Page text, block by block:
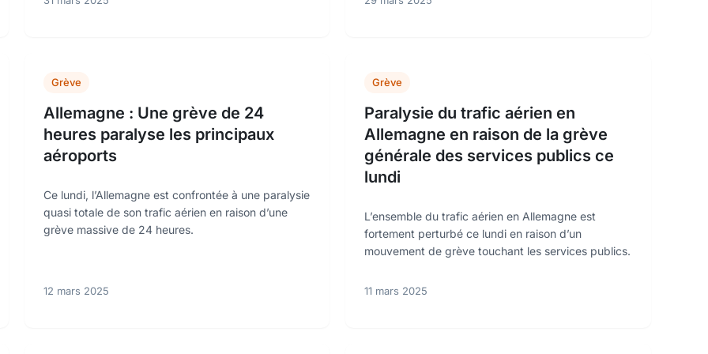
Grève
Allemagne : Une grève de 24
heures paralyse les principaux
aéroports
Ce lundi, l’Allemagne est confrontée à une paralysie
quasi totale de son trafic aérien en raison d’une
grève massive de 24 heures.
12 mars 2025
Grève
Paralysie du trafic aérien en
Allemagne en raison de la grève
générale des services publics ce
lundi
L’ensemble du trafic aérien en Allemagne est
fortement perturbé ce lundi en raison d’un
mouvement de grève touchant les services publics.
11 mars 2025